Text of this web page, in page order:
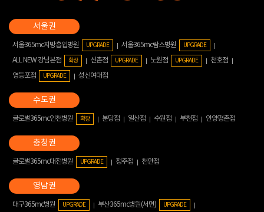
서울365mc지방흡입병원 UPGRADE 서울365mc람스병원 UPGRADE
ALL NEW 강남본점 확장 신촌점 UPGRADE 노원점 UPGRADE
천호점
영등포점
UPGRADE 성신여대점
글로벌365mc인천병원 확장 분당점 일산점 수원점 부천점 안양평촌점
글로벌365mc대전병원 UPGRADE 청주점 천안점
대구365mc병원 UPGRADE 부산365mc병원(서면) UPGRADE